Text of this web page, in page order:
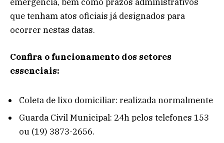
que tenham atos oficiais já designados para
ocorrer nestas datas.
Confira o funcionamento dos setores
essenciais:
Coleta de lixo domiciliar: realizada normalmente
Guarda Civil Municipal: 24h pelos telefones 153
ou (19) 3873-2656.